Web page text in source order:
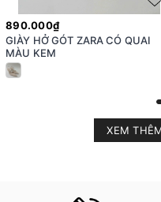
890.000₫
GIÀY HỞ GÓT ZARA CÓ QUAI
MÀU KEM
XEM